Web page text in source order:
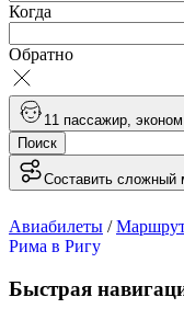
Когда
Обратно
1 1 пассажир эконом
Поиск
Составить сложный
Авиабилеты /
Рима в Ригу
Быстрая